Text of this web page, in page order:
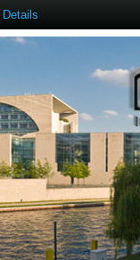
Details